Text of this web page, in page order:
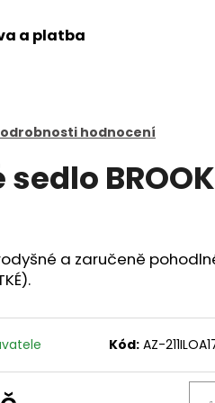
a platba
hodnocení
a zaručeně
Kód: AZ-